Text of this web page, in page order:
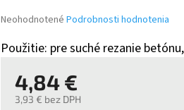
Priemerné
produktu
Neohodnotené Podrobnosti hodnotenia
Použitie: pre suché rezanie
4,84 €
3,93 € bez DPH